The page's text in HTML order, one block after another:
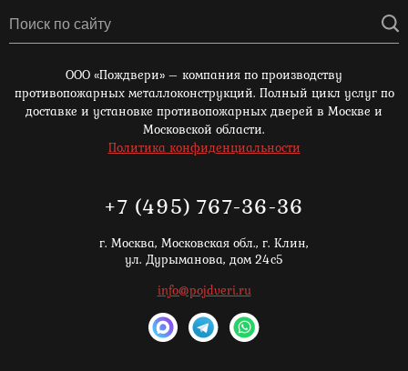
ООО «Пождвери» – компания по производству
противопожарных металлоконструкций. Полный цикл услуг по
доставке и установке противопожарных дверей в Москве и
Московской области.
Политика конфиденциальности
+7 (495) 767-36-36
г. Москва, Московская обл., г. Клин,
ул. Дурыманова, дом 24с5
info@pojdveri.ru